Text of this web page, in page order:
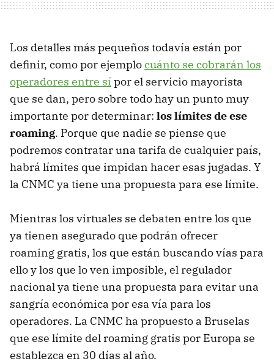
Los detalles más pequeños todavía están por
definir, como por ejemplocuánto se cobrarán los
operadores entre sí por el servicio mayorista
que se dan, pero sobre todo hay un punto muy
importante por determinar: los límites de ese
roaming. Porque que nadie se piense que
podremos contratar una tarifa de cualquier país,
habrá límites que impidan hacer esas jugadas. Y
la CNMC ya tiene una propuesta para ese límite.
Mientras los virtuales se debaten entre los que
ya tienen asegurado que podrán ofrecer
roaming gratis, los que están buscando vías para
ello y los que lo ven imposible, el regulador
nacional ya tiene una propuesta para evitar una
sangría económica por esa vía para los
operadores. La CNMC ha propuesto a Bruselas
que ese límite del roaming gratis por Europa se
establezca en 30 días al año.